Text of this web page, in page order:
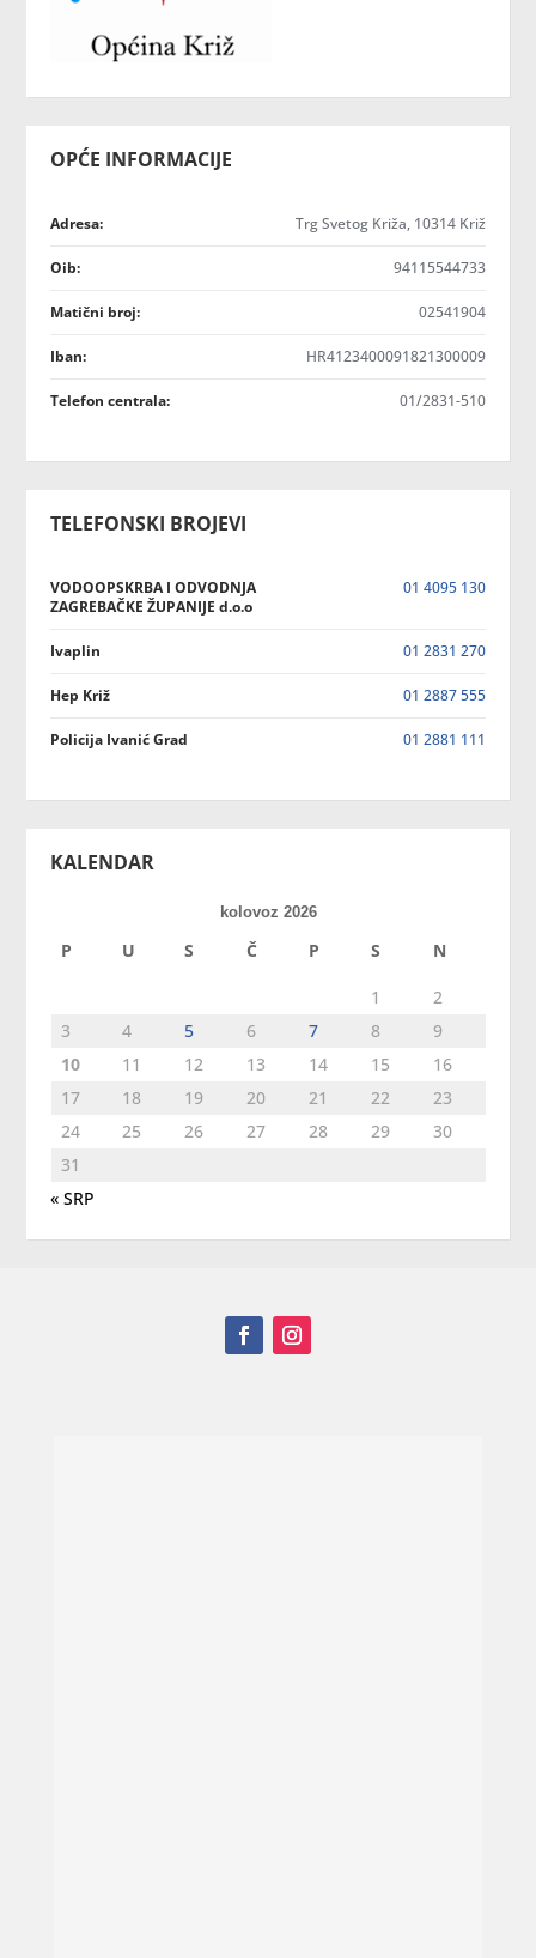
OPĆE INFORMACIJE
Adresa: Trg Svetog Križa, 10314 Križ
Oib: 94115544733
Matični broj: 02541904
Iban: HR4123400091821300009
Telefon centrala: 01/2831-510
TELEFONSKI BROJEVI
VODOOPSKRBA I ODVODNJA
ZAGREBAČKE ŽUPANIJE d.o.o
01 4095 130
Ivaplin 01 2831 270
Hep Križ 01 2887 555
Policija Ivanić Grad 01 2881 111
KALENDAR
kolovoz 2026
P U S Č P S N
1
2
3
4 5 6 7 8
9
10
11 12 13 14 15
16
17
18 19 20 21 22
23
24
25 26 27 28 29
30
31
« SRP